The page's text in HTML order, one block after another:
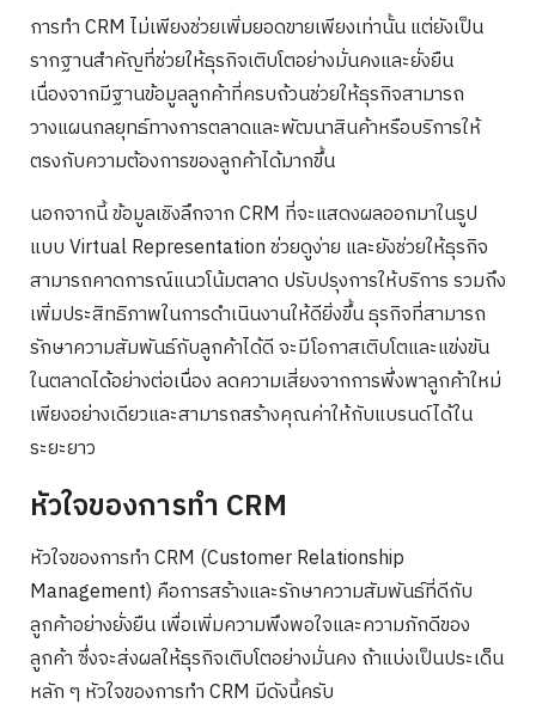
การทำ CRM ไม่เพียงช่วยเพิ่มยอดขายเพียงเท่านั้น แต่ยังเป็น
รากฐานสำคัญที่ช่วยให้ธุรกิจเติบโตอย่างมั่นคงและยั่งยืน
เนื่องจากมีฐานข้อมูลลูกค้าที่ครบถ้วนช่วยให้ธุรกิจสามารถ
วางแผนกลยุทธ์ทางการตลาดและพัฒนาสินค้าหรือบริการให้
ตรงกับความต้องการของลูกค้าได้มากขึ้น
นอกจากนี้ ข้อมูลเชิงลึกจาก CRM ที่จะแสดงผลออกมาในรูป
แบบ Virtual Representation ช่วยดูง่าย และยังช่วยให้ธุรกิจ
สามารถคาดการณ์แนวโน้มตลาด ปรับปรุงการให้บริการ รวมถึง
เพิ่มประสิทธิภาพในการดำเนินงานให้ดียิ่งขึ้น ธุรกิจที่สามารถ
รักษาความสัมพันธ์กับลูกค้าได้ดี จะมีโอกาสเติบโตและแข่งขัน
ในตลาดได้อย่างต่อเนื่อง ลดความเสี่ยงจากการพึ่งพาลูกค้าใหม่
เพียงอย่างเดียวและสามารถสร้างคุณค่าให้กับแบรนด์ได้ใน
ระยะยาว
หัวใจของการทำ CRM
หัวใจของการทำ CRM (Customer Relationship
Management) คือการสร้างและรักษาความสัมพันธ์ที่ดีกับ
ลูกค้าอย่างยั่งยืน เพื่อเพิ่มความพึงพอใจและความภักดีของ
ลูกค้า ซึ่งจะส่งผลให้ธุรกิจเติบโตอย่างมั่นคง ถ้าแบ่งเป็นประเด็น
หลัก ๆ หัวใจของการทำ CRM มีดังนี้ครับ